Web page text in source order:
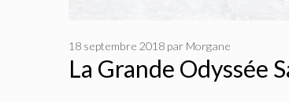
La Grande Odyssée
18 septembre 2018 par Morgane